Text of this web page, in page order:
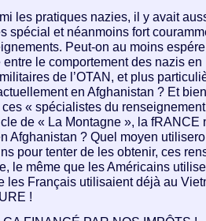
les pratiques nazies, il y avait
spécial et néanmoins fort
Peut-on au moins
entre le comportement des nazis
de l’OTAN, et plus
en Afghanistan ? Et
ces « spécialistes du
de « La Montagne », la fRANCE
Afghanistan ? Quel moyen
pour tenter de les obtenir, ces
le même que les Américains
les Français utilisaient déjà au
!